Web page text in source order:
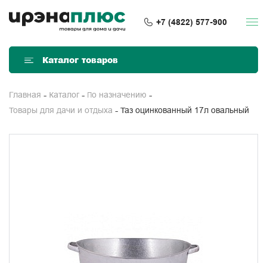
+7 (4822) 577-900
Каталог товаров
Главная Каталог По назначению
Товары для дачи и отдыха Таз оцинкованный 17л овальный